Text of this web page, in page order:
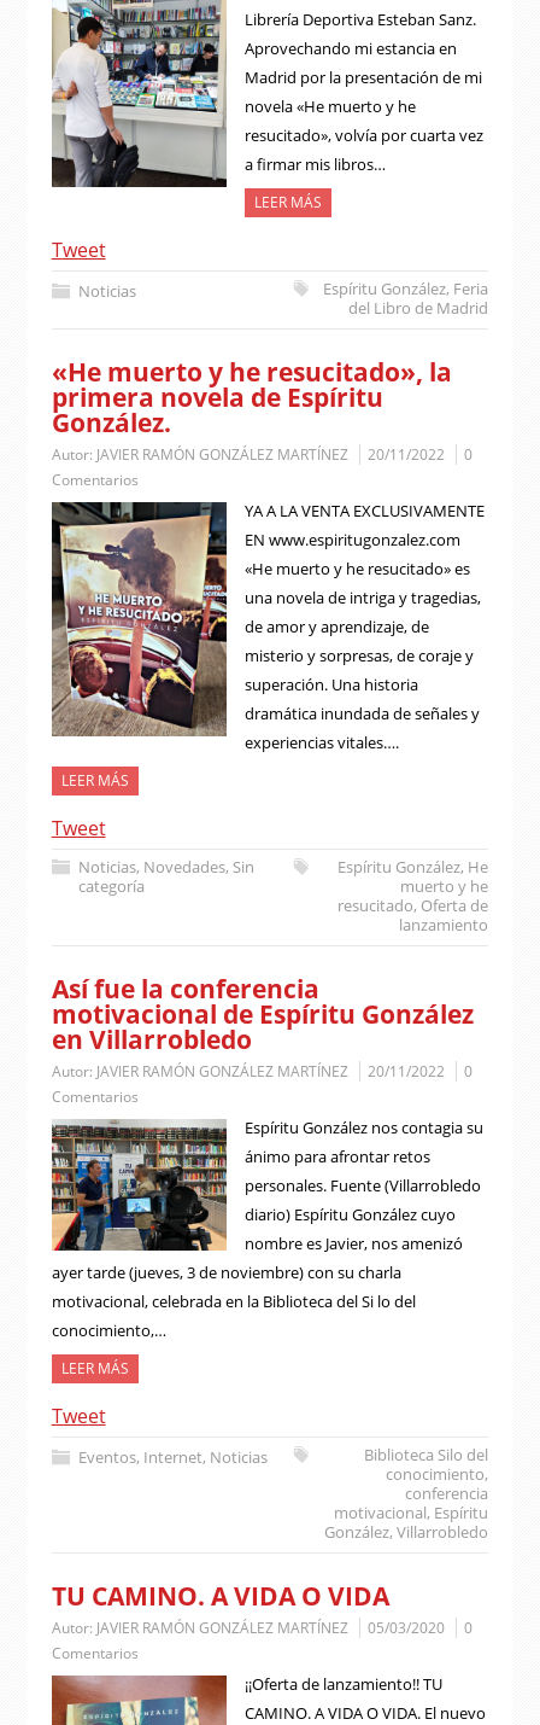
Librería Deportiva Esteban Sanz.
Aprovechando mi estancia en
Madrid por la presentación de mi
novela «He muerto y he
resucitado», volvía por cuarta vez
a firmar mis libros…
LEER MÁS
Tweet
Noticias Espíritu González, Feria
del Libro de Madrid
«He muerto y he resucitado», la
primera novela de Espíritu
González.
Autor: JAVIER RAMÓN GONZÁLEZ MARTÍNEZ 20/11/2022
0
Comentarios
YA A LA VENTA EXCLUSIVAMENTE
EN www.espiritugonzalez.com
«He muerto y he resucitado» es
una novela de intriga y tragedias,
de amor y aprendizaje, de
misterio y sorpresas, de coraje y
superación. Una historia
dramática inundada de señales y
experiencias vitales….
LEER MÁS
Tweet
Noticias, Novedades, Sin
categoría
Espíritu González, He
muerto y he
resucitado, Oferta de
lanzamiento
Así fue la conferencia
motivacional de Espíritu González
en Villarrobledo
Autor: JAVIER RAMÓN GONZÁLEZ MARTÍNEZ 20/11/2022
0
Comentarios
Espíritu González nos contagia su
ánimo para afrontar retos
personales. Fuente (Villarrobledo
diario) Espíritu González cuyo
nombre es Javier, nos amenizó
ayer tarde (jueves, 3 de noviembre) con su charla
motivacional, celebrada en la Biblioteca del Si lo del
conocimiento,…
LEER MÁS
Tweet
Eventos, Internet, Noticias
Biblioteca Silo del
conocimiento,
conferencia
motivacional, Espíritu
González,Villarrobledo
TU CAMINO. A VIDA O VIDA
Autor: JAVIER RAMÓN GONZÁLEZ MARTÍNEZ 05/03/2020
0
Comentarios
¡¡Oferta de lanzamiento!! TU
CAMINO. A VIDA O VIDA. El nuevo